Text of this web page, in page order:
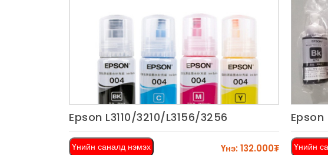
Харах
Epson L3110/3210/L3156/3256
Үнийн саналд нэмэх Үнэ: 132.000₮
Epson
Үнийн